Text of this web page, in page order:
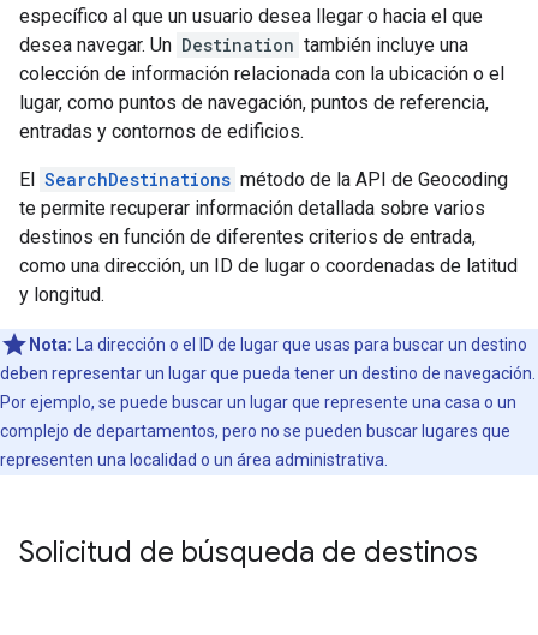
específico al que un usuario desea llegar o hacia el que
desea navegar. Un Destination también incluye una
colección de información relacionada con la ubicación o el
lugar, como puntos de navegación, puntos de referencia,
entradas y contornos de edificios.
El SearchDestinations método de la API de Geocoding
te permite recuperar información detallada sobre varios
destinos en función de diferentes criterios de entrada,
como una dirección, un ID de lugar o coordenadas de latitud
y longitud.
Nota: La dirección o el ID de lugar que usas para buscar un destino
deben representar un lugar que pueda tener un destino de navegación.
Por ejemplo, se puede buscar un lugar que represente una casa o un
complejo de departamentos, pero no se pueden buscar lugares que
representen una localidad o un área administrativa.
Solicitud de búsqueda de destinos